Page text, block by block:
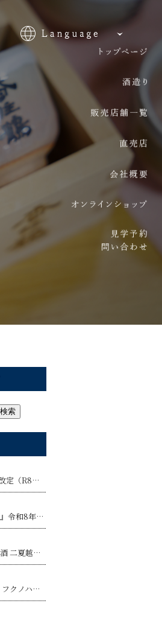
【重要】一部商品価格改定（R8年9月1日）のお知らせ
『こだわりの ライチ酒』令和8年9月17日(木)発売予定!!
数量限定『山廃 純米原酒 二夏越え ひやおろし』令和8年9月3日(木)発売予定!!
新発売『山廃 吟醸純米 フクノハナ』令和8年8月6日(木)発売予定!!